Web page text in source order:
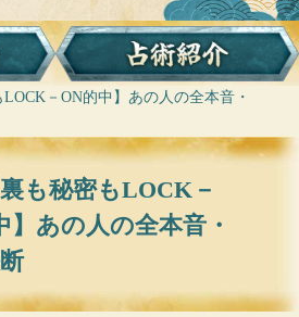
－ON的中】あの人の全本音・
も秘密もLOCK－
】あの人の全本音・